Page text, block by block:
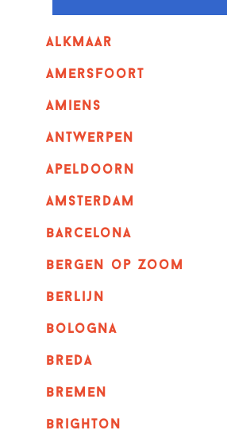
alkmaar
amersfoort
amiens
Antwerpen
apeldoorn
Amsterdam
barcelona
bergen op zoom
berlijn
bologna
breda
bremen
brighton